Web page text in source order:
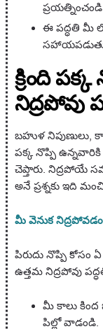
ఈ పద్ధతి మీ
క్రింది
నిద్రపోవు
బహుళ నిపుణులు,
పక్క నొప్పి
చెప్తారు. నిద్రపోయే
అనే ప్రశ్నకు ఇది
మీ వెనుక నిద్రపోవడం
పిరుదు నొప్పి కోసం
ఉత్తమ నిద్రపోవు
మీ కాలు
పిల్లో వాడండి.